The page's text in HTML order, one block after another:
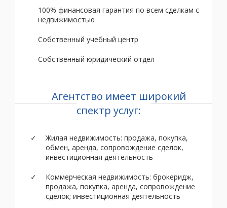
100% финансовая гарантия по всем сделкам с
недвижимостью
Собственный учебный центр
Собственный юридический отдел
Агентство имеет широкий
спектр услуг:
Жилая недвижимость: продажа, покупка,
обмен, аренда, сопровождение сделок,
инвестиционная деятельность
Коммерческая недвижимость: брокеридж,
продажа, покупка, аренда, сопровождение
сделок; инвестиционная деятельность